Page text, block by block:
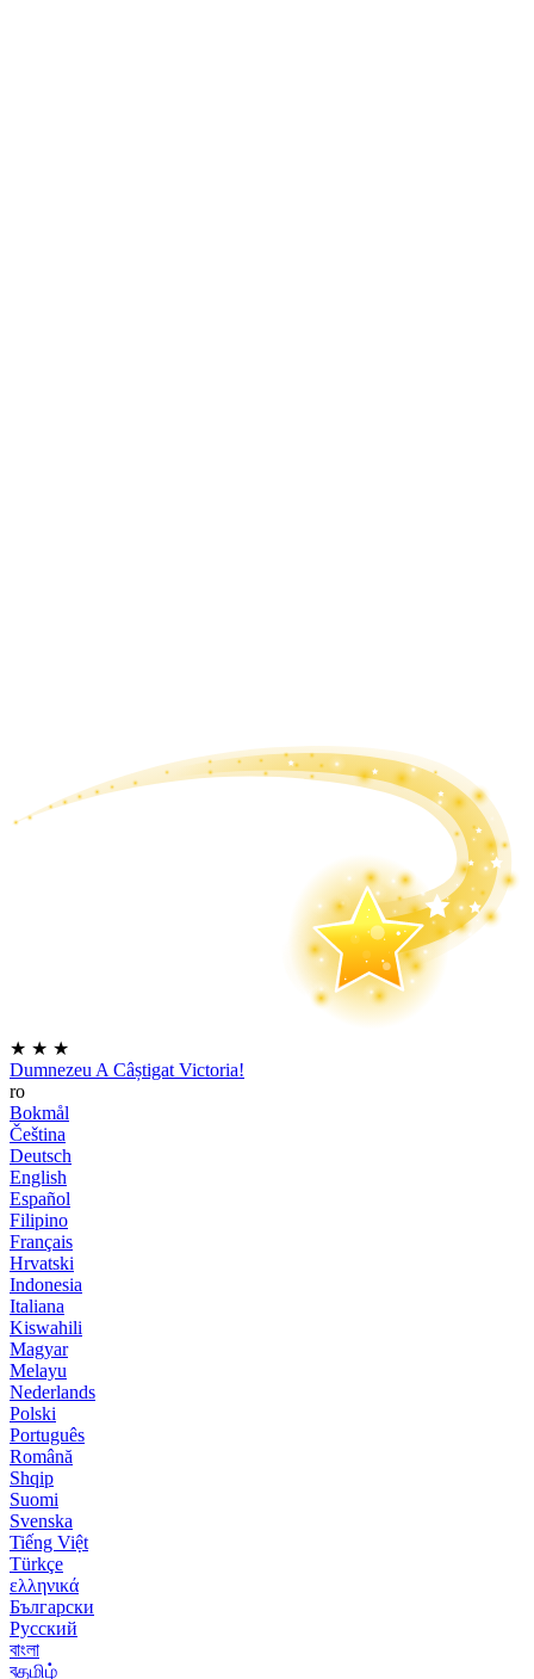
★ ★ ★
Dumnezeu A Câștigat Victoria!
ro
Bokmål
Čeština
Deutsch
English
Español
Filipino
Français
Hrvatski
Indonesia
Italiana
Kiswahili
Magyar
Melayu
Nederlands
Polski
Português
Română
Shqip
Suomi
Svenska
Tiếng Việt
Türkçe
ελληνικά
Български
Русский
বাংলা
বதமிழ்